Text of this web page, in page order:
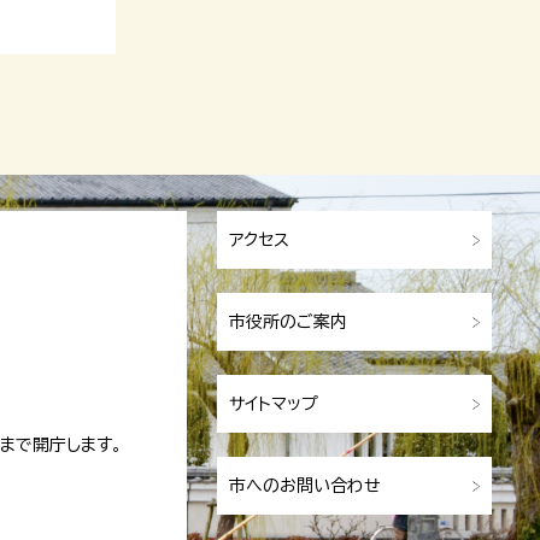
開庁します。
アクセス
市役所のご案内
サイトマップ
市へのお問い合わせ